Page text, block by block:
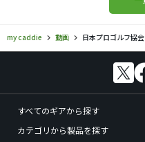
my caddie 動画 日本プロゴルフ協会ティーチング
すべてのギアから探す
カテゴリから製品を探す